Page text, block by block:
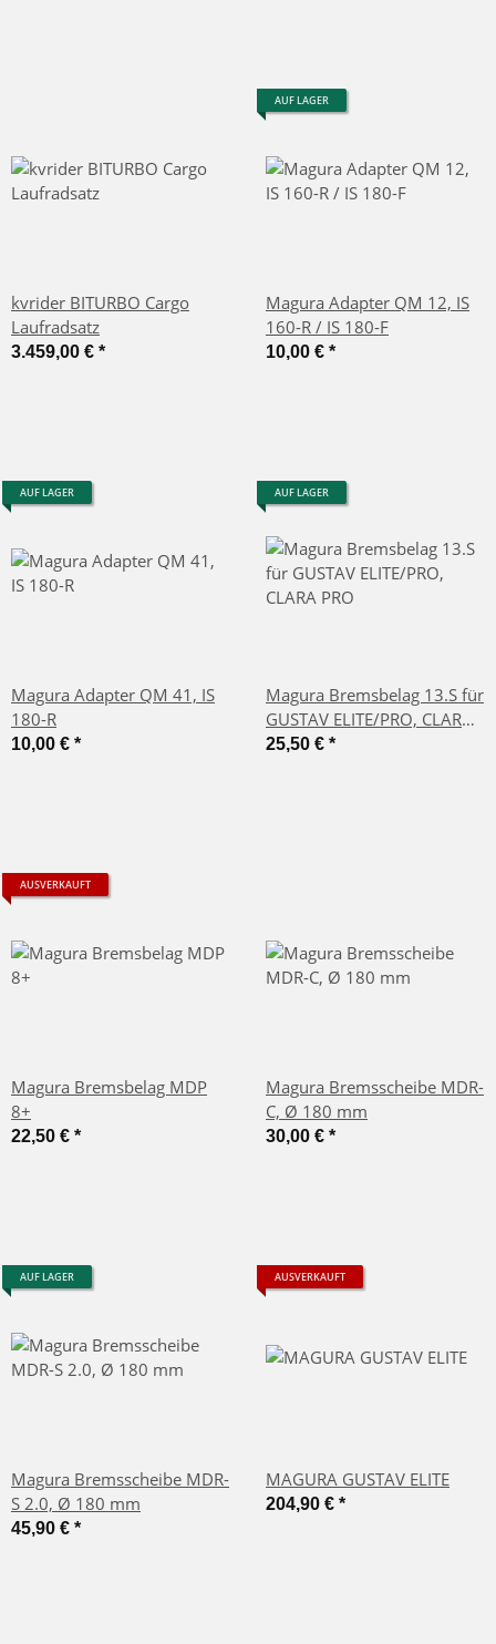
kvrider BITURBO Cargo
Laufradsatz
3.459,00 € *
AUF LAGER
Magura Adapter QM 12, IS
160-R / IS 180-F
10,00 € *
AUF LAGER
Magura Adapter QM 41, IS
180-R
10,00 € *
AUF LAGER
Magura Bremsbelag 13.S für
GUSTAV ELITE/PRO, CLARA
PRO
25,50 € *
AUSVERKAUFT
Magura Bremsbelag MDP
8+
22,50 € *
Magura Bremsscheibe MDR-
C, Ø 180 mm
30,00 € *
AUF LAGER
Magura Bremsscheibe MDR-
S 2.0, Ø 180 mm
45,90 € *
AUSVERKAUFT
MAGURA GUSTAV ELITE
204,90 € *